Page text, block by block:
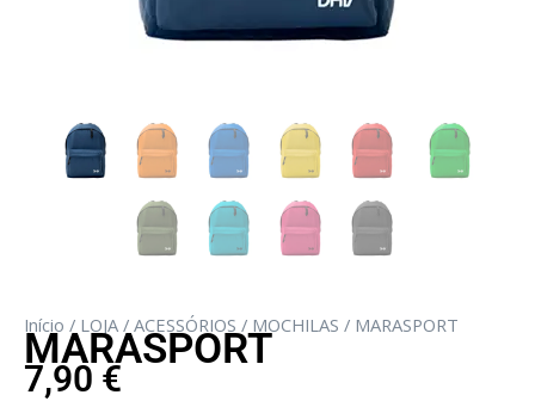
Início / LOJA / ACESSÓRIOS / MOCHILAS / MARASPORT
MARASPORT
7,90 €